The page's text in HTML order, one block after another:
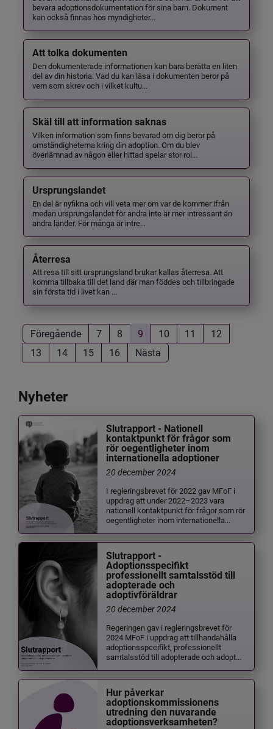
bevara adoptionsdokumentation för sina barn. Dokument
kan också finnas hos myndigheter...
Att tolka dokumenten
Den dokumenterade informationen kan bara berätta en liten
del av din historia. Vad du kan läsa i dokumenten beror på
vem som skrev och i vilket kultu...
Skäl till att information saknas
Vilken information som finns bevarad om dig beror på
omständigheterna kring din adoption. Om du blev
överlämnad av någon eller hittad spelar stor rol...
Ursprungslandet
En del är nyfikna och vill veta mer om var de kommer ifrån
medan ursprungslandet för andra inte är mer intressant än
andra länder. För många är intre...
Återresa
Att resa till sitt ursprungsland brukar kallas återresa. Att
komma tillbaka till det land där man föddes och tillbringade
sin första tid i livet kan ...
Föregående 7 8 9 10 11
12
13
14 15 16 Nästa
Nyheter
Slutrapport - Nationell
kontaktpunkt för frågor som
rör oegentligheter inom
internationella adoptioner
20 december 2024
I regleringsbrevet för 2022 gav MFoF i
uppdrag att under 2022–2023 vara
nationell kontaktpunkt för frågor som rör
oegentligheter inom internationella...
Slutrapport -
Adoptionsspecifikt
professionellt samtalsstöd till
adopterade och
adoptivföräldrar
20 december 2024
Regeringen gav i regleringsbrevet för
2024 MFoF i uppdrag att tillhandahålla
adoptionsspecifikt, professionellt
samtalsstöd till adopterade och adopt...
Hur påverkar
adoptionskommissionens
utredning den nuvarande
adoptionsverksamheten?